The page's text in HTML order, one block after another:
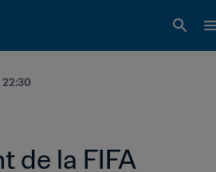
22:30
de la FIFA